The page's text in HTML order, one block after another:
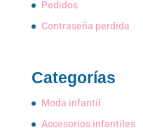
Pedidos
Contraseña perdida
Categorías
Moda infantil
Accesorios infantiles